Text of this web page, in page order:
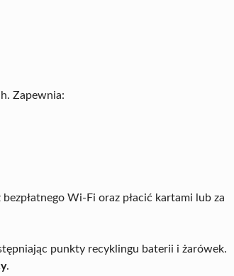
Zapewnia:
Wi-Fi oraz płacić kartami lub za
punkty recyklingu baterii i żarówek.
.